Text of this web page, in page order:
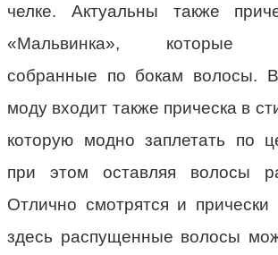
челке. Актуальны также
«Мальвинка», которые
собранные по бокам волосы.
моду входит также прическа в
которую модно заплетать по
при этом оставляя волосы
Отлично смотрятся и
здесь распущенные волосы